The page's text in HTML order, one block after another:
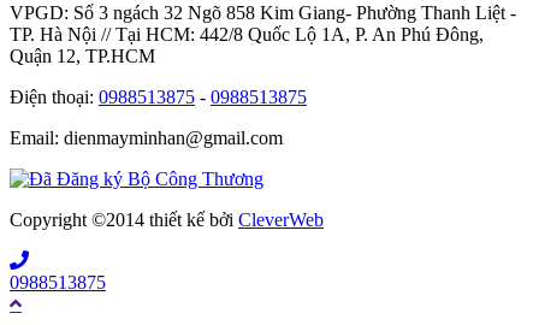
VPGD: Số 3 ngách 32 Ngõ 858 Kim Giang- Phường Thanh Liệt -
TP. Hà Nội // Tại HCM: 442/8 Quốc Lộ 1A, P. An Phú Đông,
Quận 12, TP.HCM
Điện thoại: 0988513875 - 0988513875
Email: dienmayminhan@gmail.com
Copyright ©2014 thiết kế bởi CleverWeb
0988513875